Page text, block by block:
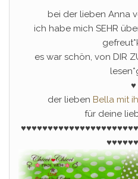
bei der lieben Anna
ich habe mich SEHR
es war schön, von DIR
♥
der lieben Bella mit
für deine